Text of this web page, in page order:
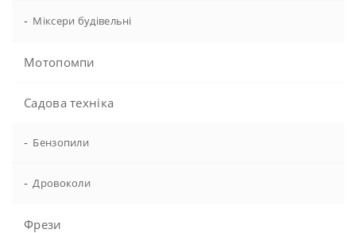
- Міксери будівельні
Мотопомпи
Садова техніка
- Бензопили
- Дровоколи
Фрези